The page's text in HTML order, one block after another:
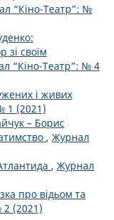
“Кіно-Театр”: №
зі своїм
“Кіно-Театр”: № 4
і живих
1 (2021)
– Борис
, Журнал
, Журнал
про відьом та
(2021)